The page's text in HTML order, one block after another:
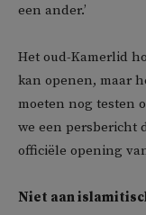
een ander.’
Het oud-Kamerlid
kan openen, maar
moeten nog testen
we een persbericht
officiële opening
Niet aan